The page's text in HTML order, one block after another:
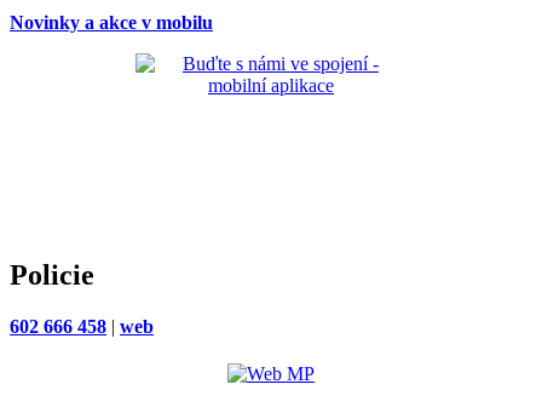
Novinky a akce v mobilu
Policie
602 666 458 | web